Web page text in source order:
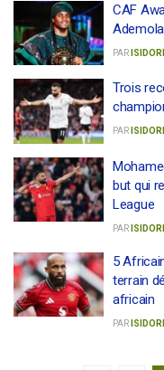
CAF
PAR
Trois
PAR
but qui
League
PAR
5
terrain
africain
PAR